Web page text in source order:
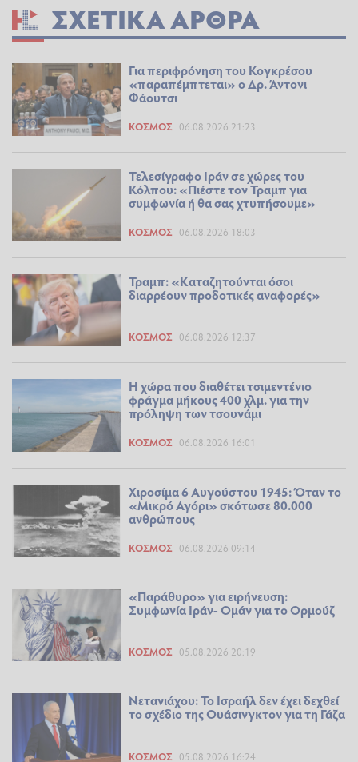
ΣΧΕΤΙΚΆ ΆΡΘΡΑ
Για περιφρόνηση του Κογκρέσου
«παραπέμπτεται» ο Δρ. Άντονι
Φάουτσι
ΚΌΣΜΟΣ 06.08.2026 21:23
Τελεσίγραφο Ιράν σε χώρες του
Κόλπου: «Πιέστε τον Τραμπ για
συμφωνία ή θα σας χτυπήσουμε»
ΚΌΣΜΟΣ 06.08.2026 18:03
Τραμπ: «Καταζητούνται όσοι
διαρρέουν προδοτικές αναφορές»
ΚΌΣΜΟΣ 06.08.2026 12:37
Η χώρα που διαθέτει τσιμεντένιο
φράγμα μήκους 400 χλμ. για την
πρόληψη των τσουνάμι
ΚΌΣΜΟΣ 06.08.2026 16:01
Χιροσίμα 6 Αυγούστου 1945: Όταν το
«Μικρό Αγόρι» σκότωσε 80.000
ανθρώπους
ΚΌΣΜΟΣ 06.08.2026 09:14
«Παράθυρο» για ειρήνευση:
Συμφωνία Ιράν- Ομάν για το Ορμούζ
ΚΌΣΜΟΣ 05.08.2026 20:19
Νετανιάχου: Το Ισραήλ δεν έχει δεχθεί
το σχέδιο της Ουάσινγκτον για τη Γάζα
ΚΌΣΜΟΣ 05.08.2026 16:24